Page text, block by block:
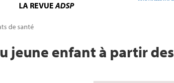
LA REVUEADSP
de santé
jeune enfant à partir des